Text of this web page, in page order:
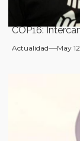
COP16:
Actualidad May